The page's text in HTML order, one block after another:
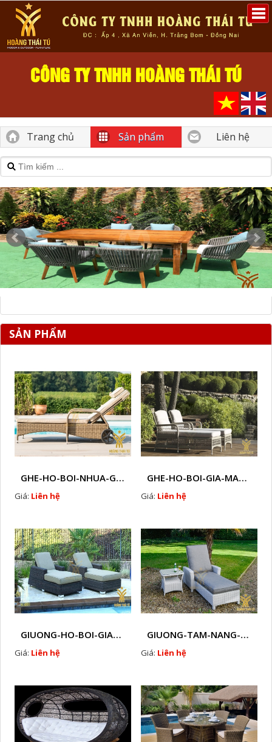
CÔNG TY TNHH HOÀNG THÁI TÚ
Trang chủ Sản phẩm Liên hệ
SẢN PHẨM
GHE-HO-BOI-NHUA-GIA-MAY-HTT - B106
Giá: Liên hệ
GHE-HO-BOI-GIA-MAY-HTT - B39
Giá: Liên hệ
GIUONG-HO-BOI-GIA-MAY-HTT - B99
Giá: Liên hệ
GIUONG-TAM-NANG-GIA-MAY- HTT - BC90
Giá: Liên hệ